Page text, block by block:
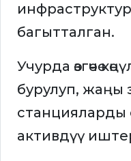
багытталган.
Учурда өзгөчө
бурулуп, жаңы
станцияларды
активдүү